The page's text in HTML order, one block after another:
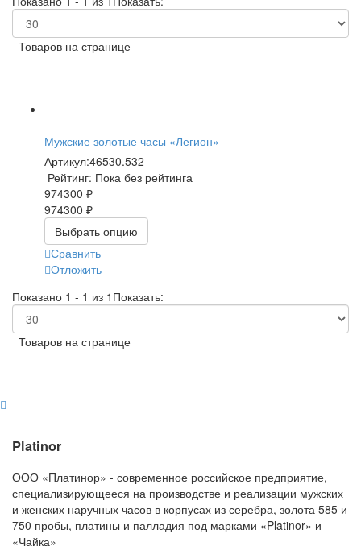
Товаров на странице
Мужские золотые часы «Легион»
Артикул:46530.532
Рейтинг: Пока без рейтинга
974300 ₽
974300 ₽
Выбрать опцию
Сравнить
Отложить
Показано 1 - 1 из 1 Показать:
Товаров на странице
Platinor
ООО «Платинор» - современное российское предприятие,
специализирующееся на производстве и реализации мужских
и женских наручных часов в корпусах из серебра, золота 585 и
750 пробы, платины и палладия под марками «Platinor» и
«Чайка»